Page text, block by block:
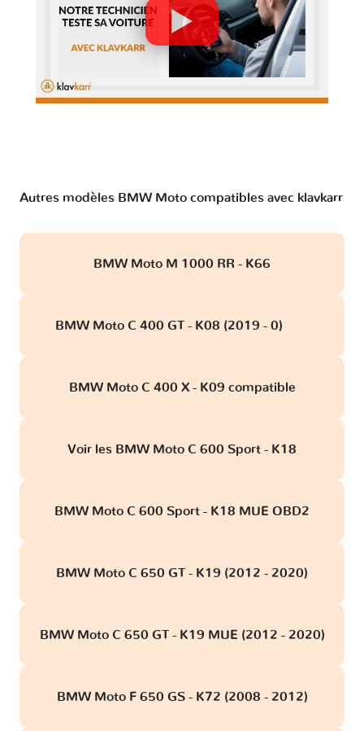
Autres modèles BMW Moto compatibles avec klavkarr
BMW Moto M 1000 RR - K66
BMW Moto C 400 GT - K08 (2019 - 0)
BMW Moto C 400 X - K09 compatible
Voir les BMW Moto C 600 Sport - K18
BMW Moto C 600 Sport - K18 MUE OBD2
BMW Moto C 650 GT - K19 (2012 - 2020)
BMW Moto C 650 GT - K19 MUE (2012 - 2020)
BMW Moto F 650 GS - K72 (2008 - 2012)